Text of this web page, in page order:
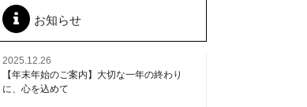
お知らせ
2025.12.26
【年末年始のご案内】大切な一年の終わり
に、心を込めて